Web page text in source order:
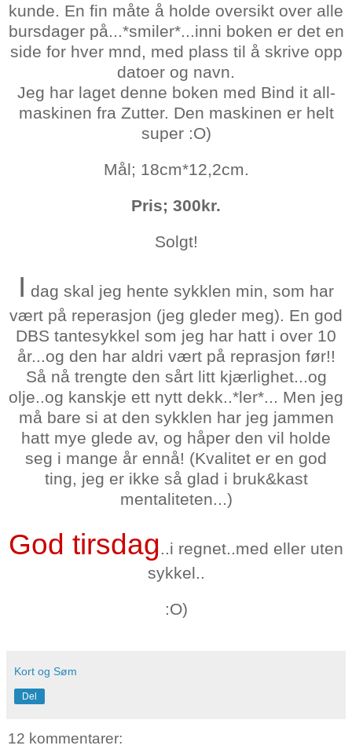
kunde. En fin måte å holde oversikt over alle
bursdager på...*smiler*...inni boken er det en
side for hver mnd, med plass til å skrive opp
datoer og navn.
Jeg har laget denne boken med Bind it all-
maskinen fra Zutter. Den maskinen er helt
super :O)
Mål; 18cm*12,2cm.
Pris; 300kr.
Solgt!
I dag skal jeg hente sykklen min, som har
vært på reperasjon (jeg gleder meg). En god
DBS tantesykkel som jeg har hatt i over 10
år...og den har aldri vært på reprasjon før!!
Så nå trengte den sårt litt kjærlighet...og
olje..og kanskje ett nytt dekk..*ler*... Men jeg
må bare si at den sykklen har jeg jammen
hatt mye glede av, og håper den vil holde
seg i mange år ennå! (Kvalitet er en god
ting, jeg er ikke så glad i bruk&kast
mentaliteten...)
God tirsdag..i regnet..med eller uten
sykkel..
:O)
Kort og Søm
Del
12 kommentarer: